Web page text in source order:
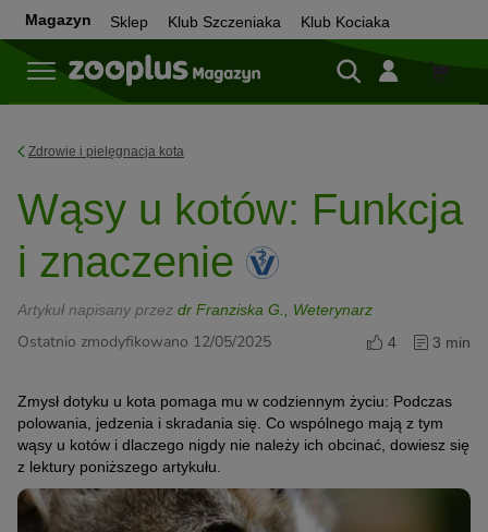
Magazyn Sklep Klub Szczeniaka Klub Kociaka
Sklep
Zdrowie i pielęgnacja kota
Wąsy u kotów: Funkcja
i znaczenie
Artykuł napisany przez dr Franziska G., Weterynarz
Ostatnio zmodyfikowano 12/05/2025 4 3 min
Zmysł dotyku u kota pomaga mu w codziennym życiu: Podczas
polowania, jedzenia i skradania się. Co wspólnego mają z tym
wąsy u kotów i dlaczego nigdy nie należy ich obcinać, dowiesz się
z lektury poniższego artykułu.